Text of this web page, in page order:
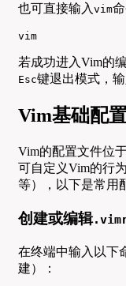
也可直接输入 vim
vim
若成功进入Vim的
Esc键退出模式，输
Vim基础配
Vim的配置文件位
可自定义Vim的行
等），以下是常用
创建或编辑
在终端中输入以下
建）：